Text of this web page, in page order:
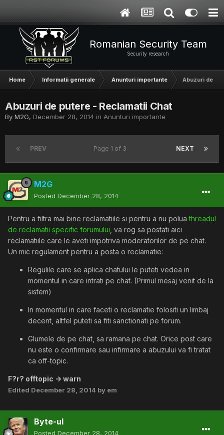
Romanian Security Team
Security research
Home Informatii generale Anunturi importante Abuzuri de
Abuzuri de putere - Reclamatii Chat
By M2G, December 28, 2014 in Anunturi importante
PREV NEXT
Page 1 of 3
M2G
Posted December 28, 2014
Pentru a filtra mai bine reclamatiile si pentru a nu poluathreadul
de reclamatii specific forumului , va rog sa postati aici
reclamatiile care le aveti impotriva moderatorilor de pe chat.
Un mic regulament pentru a posta o reclamatie:
Regulile care se aplica chatului le puteti vedea in
momentul in care intrati pe chat. (Primul mesaj venit de la
sistem)
In momentul in care faceti o reclamatie folositi un limbaj
decent, altfel puteti sa fiti sanctionati pe forum.
Glumele de pe chat, sa ramana pe chat. Orice post care
nu este o confirmare sau infirmare a abuzului va fi tratat
ca off-topic.
F?r? offtopic -> warn
Edited December 28, 2014 by em
Byte-ul
Posted December 28, 2014